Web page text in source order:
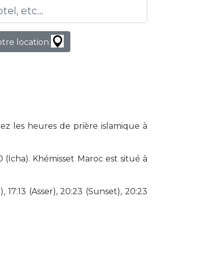
location
les heures de prière islamique à
Khémisset Maroc est situé à
(Asser), 20:23 (Sunset), 20:23